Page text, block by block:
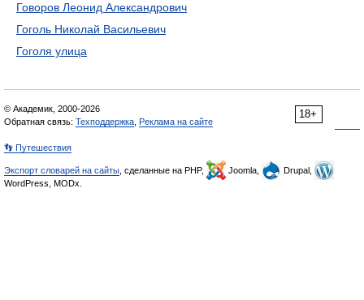
Говоров Леонид Александрович
Гоголь Николай Васильевич
Гоголя улица
18+
© Академик, 2000-2026
Обратная связь: Техподдержка Реклама на сайте
👣 Путешествия
Экспорт словарей на сайты , сделанные на PHP, Joomla,
Drupal,
WordPress, MODx.